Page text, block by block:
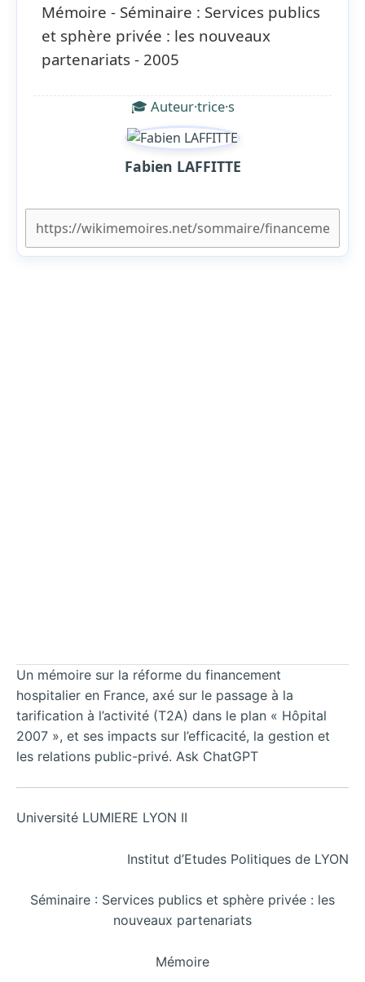
Mémoire - Séminaire : Services publics
et sphère privée : les nouveaux
partenariats - 2005
🎓 Auteur·trice·s
Fabien LAFFITTE
Un mémoire sur la réforme du financement
hospitalier en France, axé sur le passage à la
tarification à l’activité (T2A) dans le plan « Hôpital
2007 », et ses impacts sur l’efficacité, la gestion et
les relations public-privé. Ask ChatGPT
Université LUMIERE LYON II
Institut d’Etudes Politiques de LYON
Séminaire : Services publics et sphère privée : les
nouveaux partenariats
Mémoire